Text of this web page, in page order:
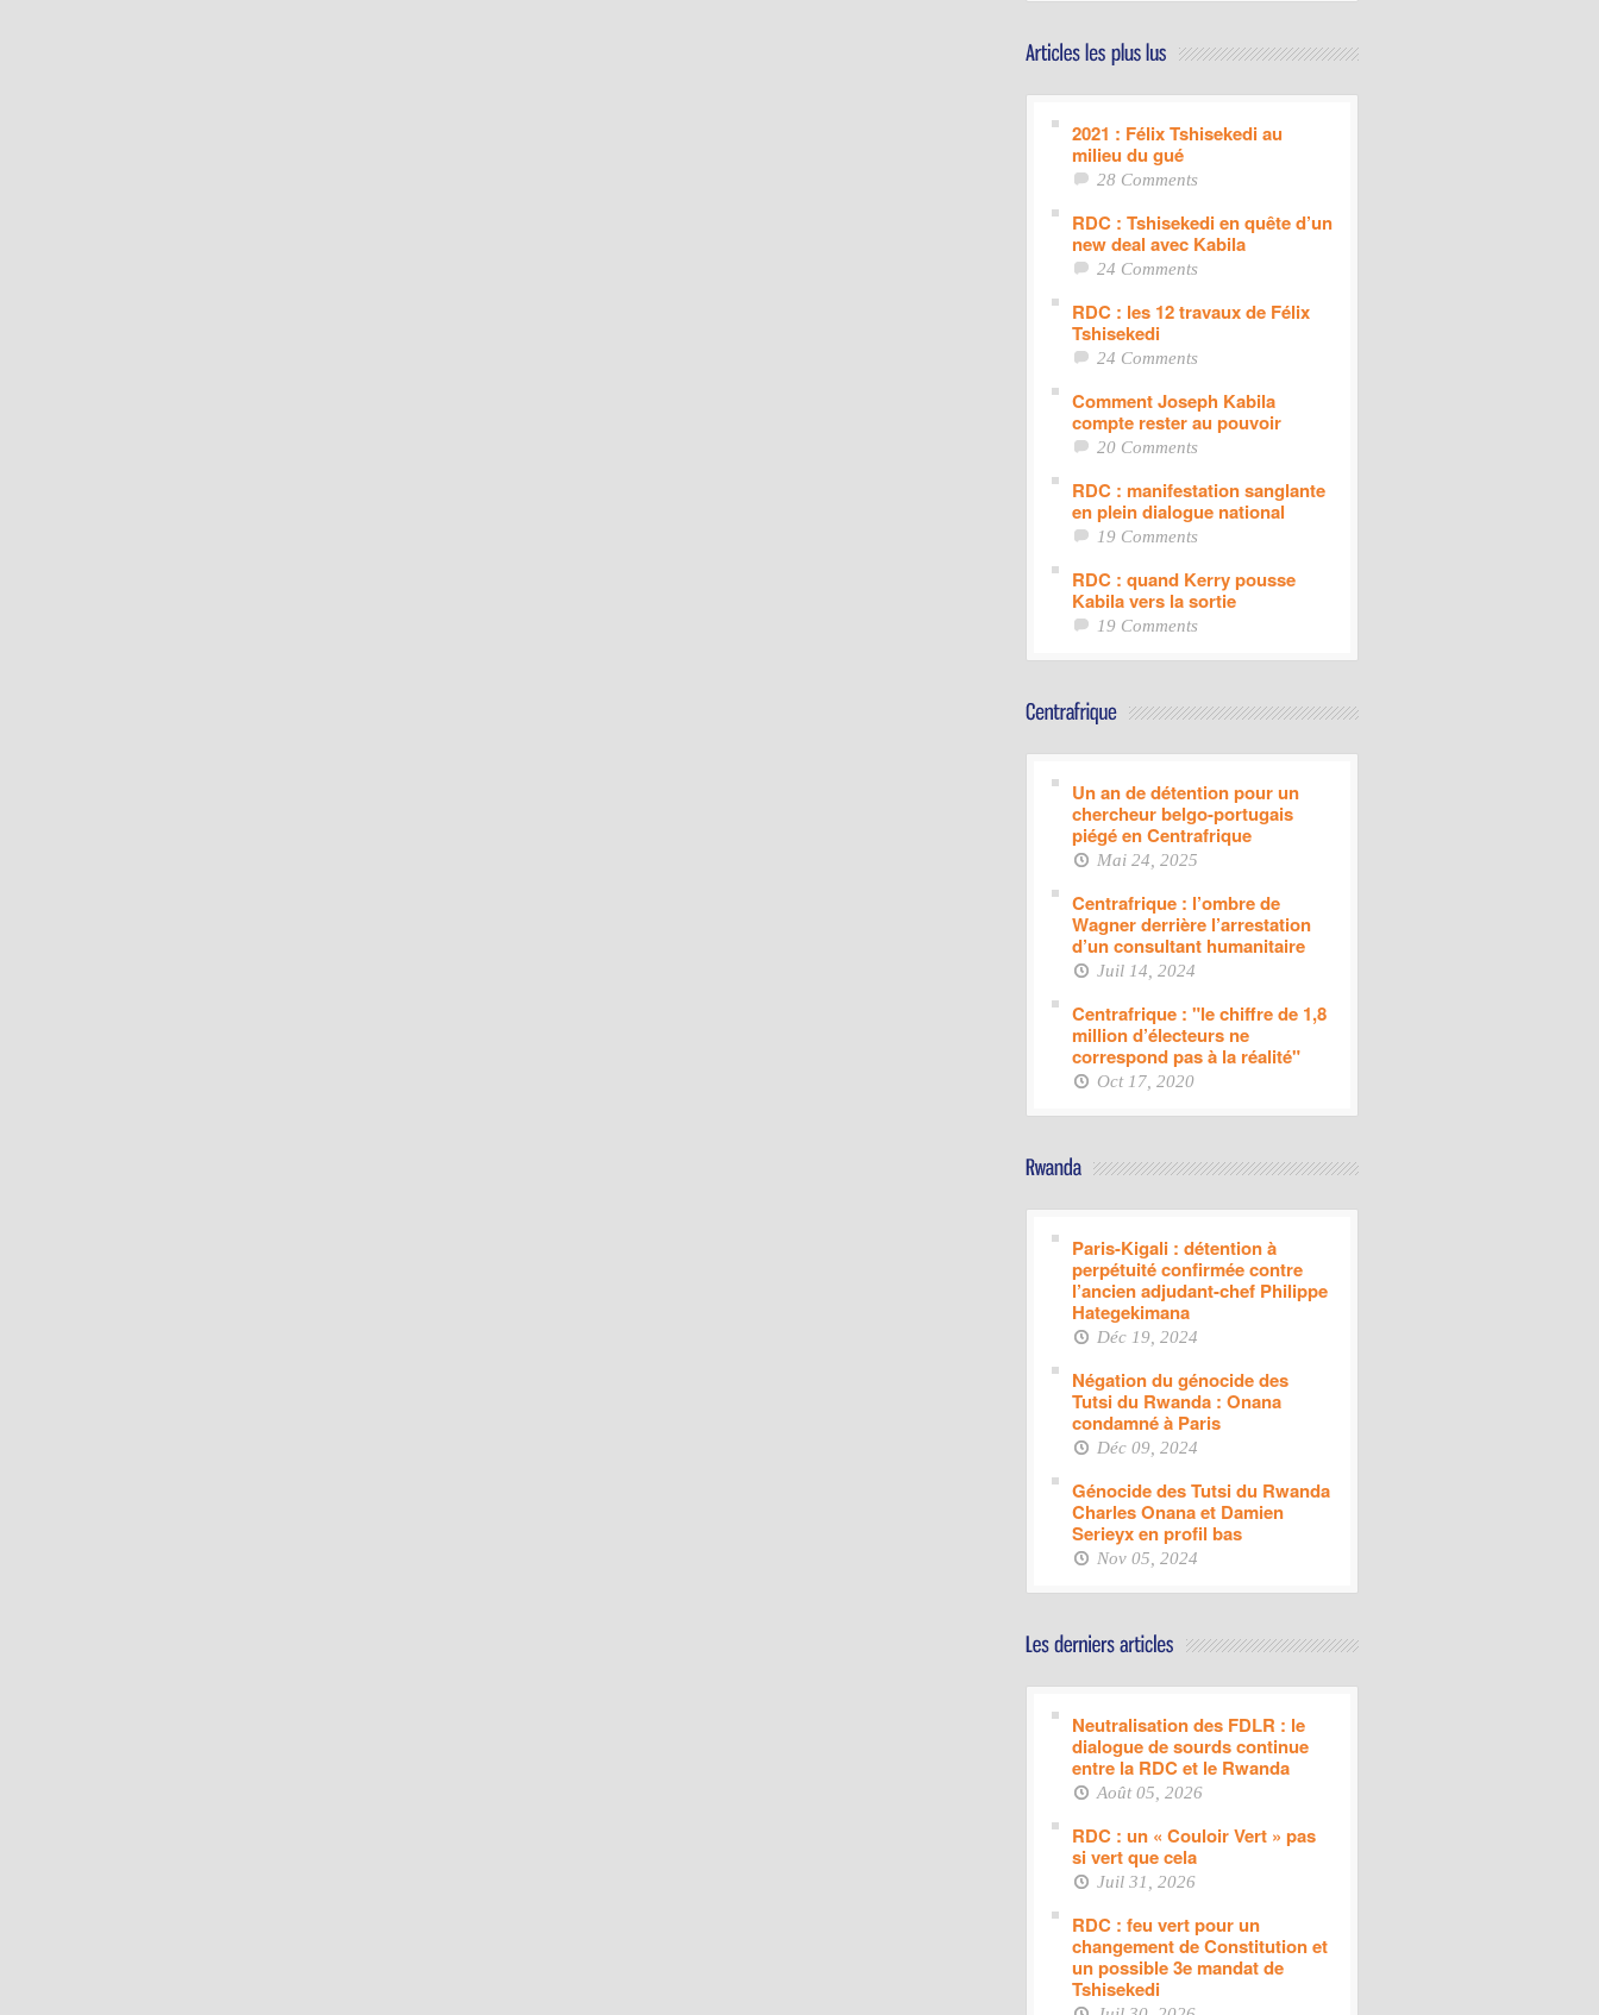
2021 : Félix Tshisekedi au
milieu du gué
28 Comments
RDC : Tshisekedi en quête d’un
new deal avec Kabila
24 Comments
RDC : les 12 travaux de Félix
Tshisekedi
24 Comments
Comment Joseph Kabila
compte rester au pouvoir
20 Comments
RDC : manifestation sanglante
en plein dialogue national
19 Comments
RDC : quand Kerry pousse
Kabila vers la sortie
19 Comments
Un an de détention pour un
chercheur belgo-portugais
piégé en Centrafrique
Mai 24, 2025
Centrafrique : l’ombre de
Wagner derrière l’arrestation
d’un consultant humanitaire
Juil 14, 2024
Centrafrique : "le chiffre de 1,8
million d’électeurs ne
correspond pas à la réalité"
Oct 17, 2020
Paris-Kigali : détention à
perpétuité confirmée contre
l’ancien adjudant-chef Philippe
Hategekimana
Déc 19, 2024
Négation du génocide des
Tutsi du Rwanda : Onana
condamné à Paris
Déc 09, 2024
Génocide des Tutsi du Rwanda
Charles Onana et Damien
Serieyx en profil bas
Nov 05, 2024
Neutralisation des FDLR : le
dialogue de sourds continue
entre la RDC et le Rwanda
Août 05, 2026
RDC : un « Couloir Vert » pas
si vert que cela
Juil 31, 2026
RDC : feu vert pour un
changement de Constitution et
un possible 3e mandat de
Tshisekedi